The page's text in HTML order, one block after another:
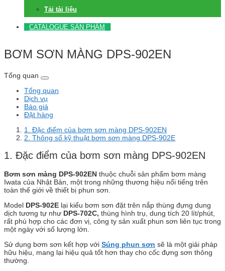
Tải tài liệu
CATALOGUE SẢN PHẨM
BƠM SƠN MÀNG DPS-902EN
Tổng quan
Tổng quan
Dịch vụ
Báo giá
Đặt hàng
1. Đặc điểm của bơm sơn màng DPS-902EN
2. Thông số kỹ thuật bơm sơn màng DPS-902E
1. Đặc điểm của bơm sơn màng DPS-902EN
Bơm sơn màng DPS-902EN thuộc chuỗi sản phẩm bơm màng
Iwata của Nhật Bản, một trong những thương hiệu nổi tiếng trên
toàn thế giới về thiết bị phun sơn.
Model DPS-902E lại kiểu bơm sơn đặt trên nắp thùng đựng dung
dịch tương tự như DPS-702C, thùng hình trụ, dung tích 20 lít/phút,
rất phù hợp cho các đơn vị, công ty sản xuất phun sơn liên tục trong
một ngày với số lượng lớn.
Sử dụng bơm sơn kết hợp với Súng phun sơn sẽ là một giải pháp
hữu hiệu, mang lại hiệu quả tốt hơn thay cho cốc đựng sơn thông
thường.